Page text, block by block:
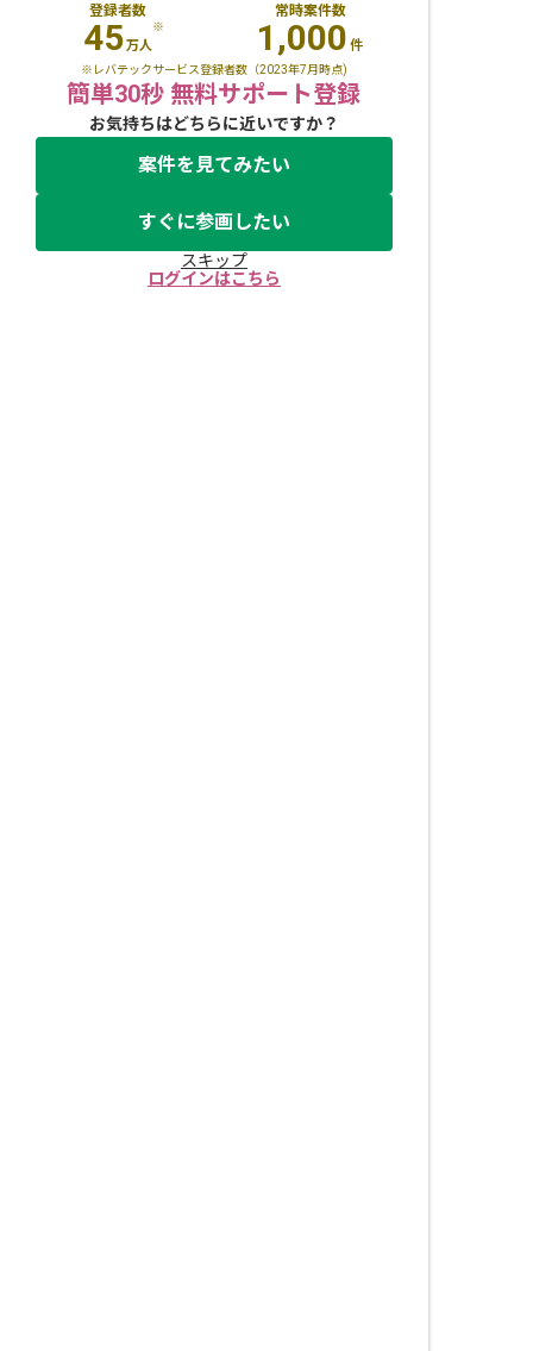
登録者数
45万人
※
常時案件数
1,000 件
※レバテックサービス登録者数（2023年7月時点)
簡単30秒 無料サポート登録
お気持ちはどちらに近いですか？
案件を見てみたい
すぐに参画したい
スキップ
ログインはこちら